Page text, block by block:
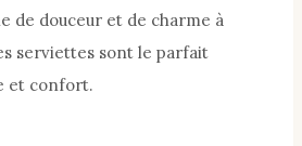
de douceur et de charme à
serviettes sont le parfait
et confort.